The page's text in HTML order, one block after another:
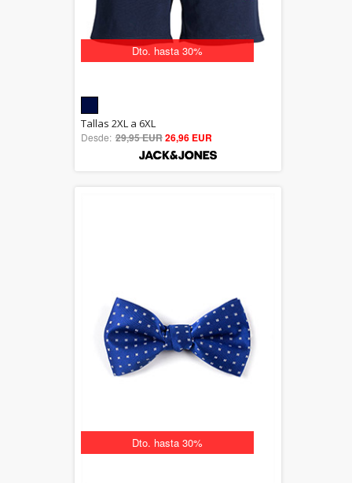
Dto. hasta 30%
5.00
out of 5
Tallas 2XL a 6XL
Desde: 29,95 EUR26,96 EUR
Dto. hasta 30%